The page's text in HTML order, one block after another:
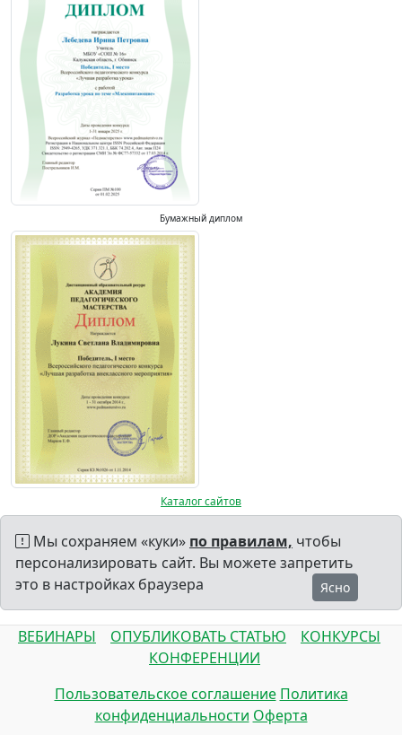
Бумажный диплом
Каталог сайтов
Мы сохраняем «куки» по правилам, чтобы
персонализировать сайт. Вы можете запретить
это в настройках браузера
Ясно
ВЕБИНАРЫ ОПУБЛИКОВАТЬ СТАТЬЮ
КОНКУРСЫ
КОНФЕРЕНЦИИ
Пользовательское соглашение Политика
конфиденциальности Оферта